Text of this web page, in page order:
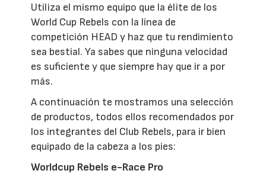
Utiliza el mismo equipo que la élite de los
World Cup Rebels con la línea de
competición HEAD y haz que tu rendimiento
sea bestial. Ya sabes que ninguna velocidad
es suficiente y que siempre hay que ir a por
más.
A continuación te mostramos una selección
de productos, todos ellos recomendados por
los integrantes del Club Rebels, para ir bien
equipado de la cabeza a los pies:
Worldcup Rebels e-Race Pro